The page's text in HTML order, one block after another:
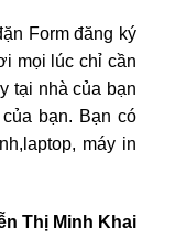
Form đăng ký
mọi lúc chỉ cần
tại nhà của bạn
bạn. Bạn có
máy in
Thị Minh Khai